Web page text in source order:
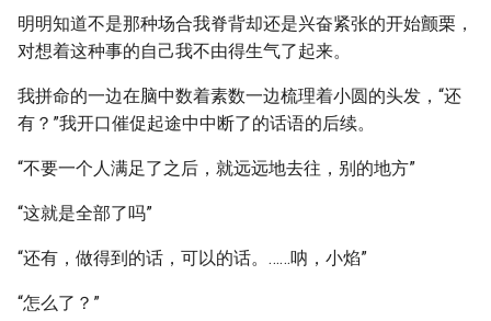
明明知道不是那种场合我脊背却还是兴奋紧张的开始颤栗，
对想着这种事的自己我不由得生气了起来。
我拼命的一边在脑中数着素数一边梳理着小圆的头发，“还
有？”我开口催促起途中中断了的话语的后续。
“不要一个人满足了之后，就远远地去往，别的地方”
“这就是全部了吗”
“还有，做得到的话，可以的话。……呐，小焰”
“怎么了？”